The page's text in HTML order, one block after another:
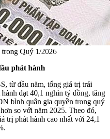
Quý 1/2026
phát hành
từ đầu năm, tổng giá trị trái
đạt 40,1 nghìn tỷ đồng, tăng
bình quân gia quyền trong quý
so với năm 2025. Theo đó,
trị phát hành cao nhất với 24,1